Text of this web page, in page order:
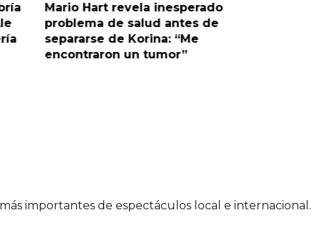
Mario Hart revela inesperado
problema de salud antes de
separarse de Korina: “Me
encontraron un tumor”
importantes de espectáculos local e internacional.